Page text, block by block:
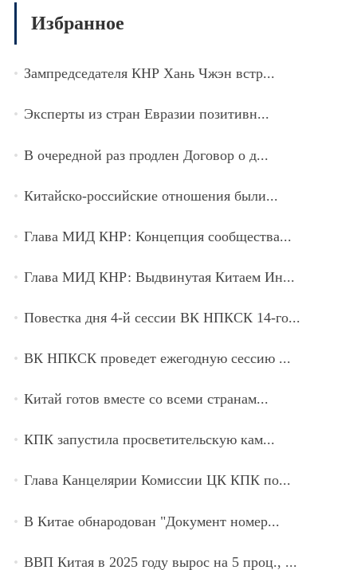
Избранное
Зампредседателя КНР Хань Чжэн встр...
Эксперты из стран Евразии позитивн...
В очередной раз продлен Договор о д...
Китайско-российские отношения были...
Глава МИД КНР: Концепция сообщества...
Глава МИД КНР: Выдвинутая Китаем Ин...
Повестка дня 4-й сессии ВК НПКСК 14-го...
ВК НПКСК проведет ежегодную сессию ...
Китай готов вместе со всеми странам...
КПК запустила просветительскую кам...
Глава Канцелярии Комиссии ЦК КПК по...
В Китае обнародован "Документ номер...
ВВП Китая в 2025 году вырос на 5 проц., ...